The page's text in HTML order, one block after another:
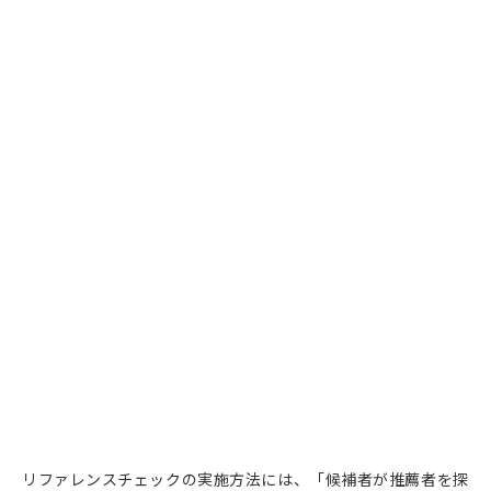
リファレンスチェックの実施方法には、「候補者が推薦者を探